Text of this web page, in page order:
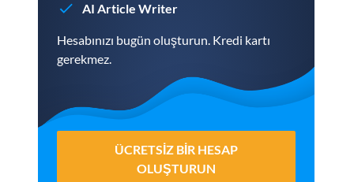
AI Article Writer
Hesabınızı bugün oluşturun. Kredi kartı
gerekmez.
ÜCRETSIZ BIR HESAP
OLUŞTURUN